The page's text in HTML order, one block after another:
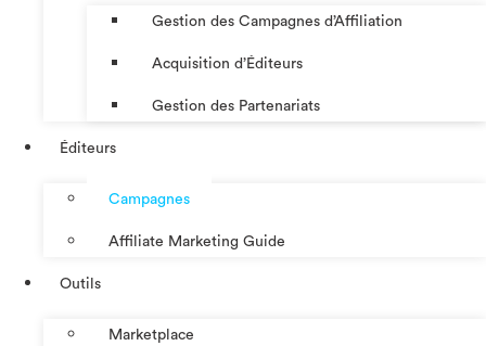
Gestion des Campagnes d’Affiliation​
Acquisition d’Éditeurs
Gestion des Partenariats
Éditeurs
Campagnes
Affiliate Marketing Guide
Outils
Marketplace